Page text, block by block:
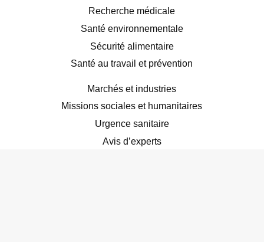
Recherche médicale
Santé environnementale
Sécurité alimentaire
Santé au travail et prévention
Marchés et industries
Missions sociales et humanitaires
Urgence sanitaire
Avis d’experts